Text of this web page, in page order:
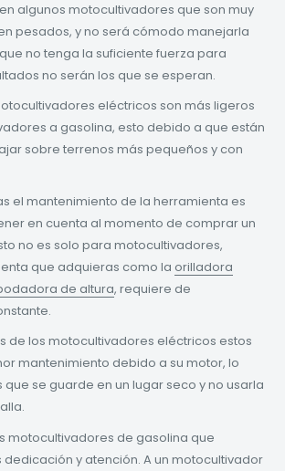
algunos motocultivadores que son muy
pesados, y no será cómodo manejarla
no tenga la suficiente fuerza para
no serán los que se esperan.
eléctricos son más ligeros
a gasolina, esto debido a que están
sobre terrenos más pequeños y con
el mantenimiento de la herramienta es
en cuenta al momento de comprar un
no es solo para motocultivadores,
que adquieras como la orilladora
de altura, requiere de
de los motocultivadores eléctricos estos
mantenimiento debido a su motor, lo
se guarde en un lugar seco y no usarla
motocultivadores de gasolina que
y atención. A un motocultivador